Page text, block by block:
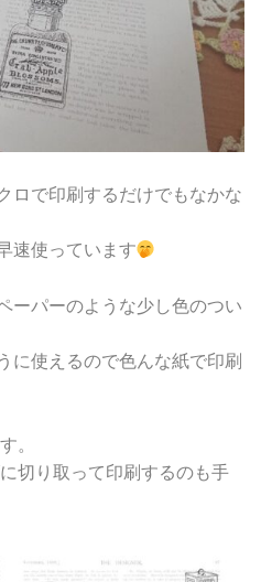
ロで印刷するだけでもなかな
速使っています
ーパーのような少し色のつい
に使えるので色んな紙で印刷
。
切り取って印刷するのも手